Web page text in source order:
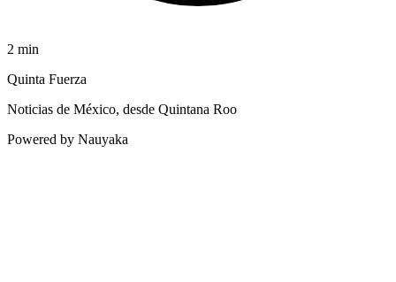
2 min
Quinta Fuerza
Noticias de México, desde Quintana Roo
Powered by Nauyaka